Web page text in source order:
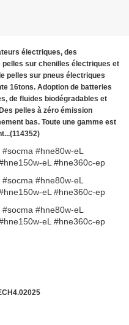
électriques, des
sur chenilles électriques et
pelles sur pneus électriques
16tons. Adoption de batteries
de fluides biodégradables et
pelles à zéro émission
bas. Toute une gamme est